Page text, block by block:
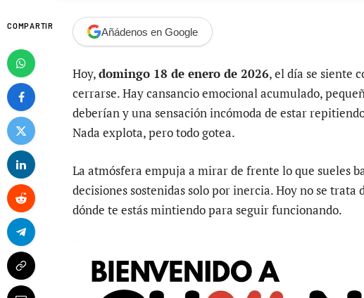
COMPARTIR Añádenos en Google
Hoy,domingo 18 de enero de 2026, el día se siente
cerrarse. Hay cansancio emocional acumulado,
deberían y una sensación incómoda de estar
Nada explota, pero todo gotea.
La atmósfera empuja a mirar de frente lo que sueles
decisiones sostenidas solo por inercia. Hoy no se trata
dónde te estás mintiendo para seguir funcionando.